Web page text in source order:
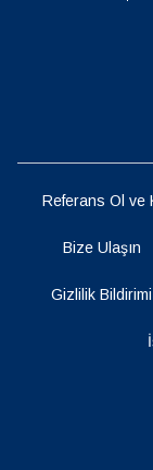
Referans Ol ve
Bize Ulaşın
Gizlilik Bildirimi